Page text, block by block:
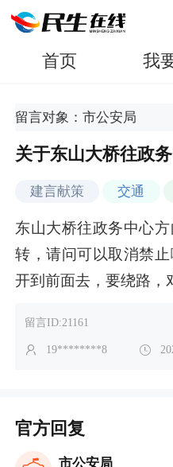
首页 我
留言对象：市公安局
关于东山大桥往政
建言献策 交通
东山大桥往政务中心
转，请问可以取消禁
开到前面去，要绕路，
留言ID:21161
19********8
官方回复
市公安局